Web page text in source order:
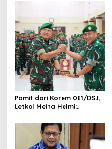
a
v
i
g
a
t
i
n
Pamit dari Korem 081/DSJ,
Letkol Meina Helmi:
Kunci Keberhasilan Tugas